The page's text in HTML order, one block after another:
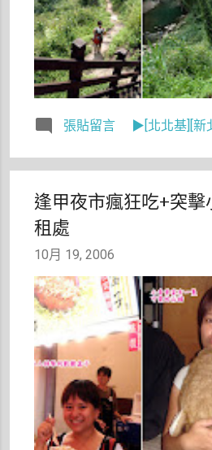
張貼留言 ▶[北北基][新
逢甲夜市瘋狂吃+突擊
租處
10月 19, 2006